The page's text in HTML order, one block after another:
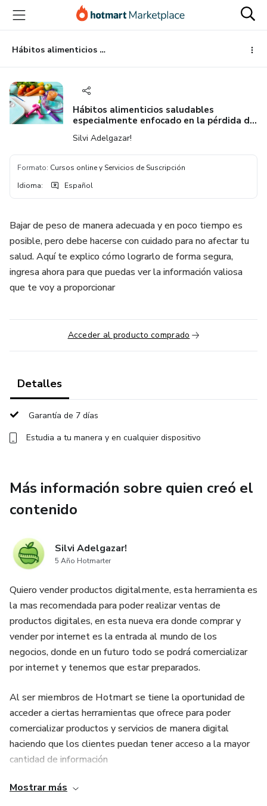
principal
página
de
página
Hábitos alimenticios saludables especialmente enfocado en la pérdida de peso
Hábitos alimenticios saludables
especialmente enfocado en la pérdida de
Silvi Adelgazar!
Formato: Cursos online y Servicios de Suscripción
Idioma: Español
Bajar de peso de manera adecuada y en poco tiempo es
posible, pero debe hacerse con cuidado para no afectar tu
salud. Aquí te explico cómo lograrlo de forma segura,
ingresa ahora para que puedas ver la información valiosa
que te voy a proporcionar
Acceder al producto comprado
Detalles
Garantía de 7 días
Estudia a tu manera y en cualquier dispositivo
Más información sobre quien creó el
contenido
Silvi Adelgazar!
5 Año Hotmarter
Quiero vender productos digitalmente, esta herramienta es
la mas recomendada para poder realizar ventas de
productos digitales, en esta nueva era donde comprar y
vender por internet es la entrada al mundo de los
negocios, donde en un futuro todo se podrá comercializar
por internet y tenemos que estar preparados.
Al ser miembros de Hotmart se tiene la oportunidad de
acceder a ciertas herramientas que ofrece para poder
comercializar productos y servicios de manera digital
haciendo que los clientes puedan tener acceso a la mayor
cantidad de información
Mostrar más